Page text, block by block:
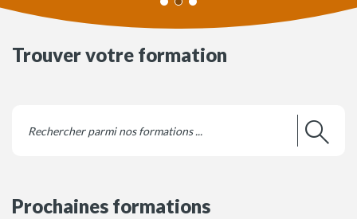
Trouver votre formation
Prochaines formations